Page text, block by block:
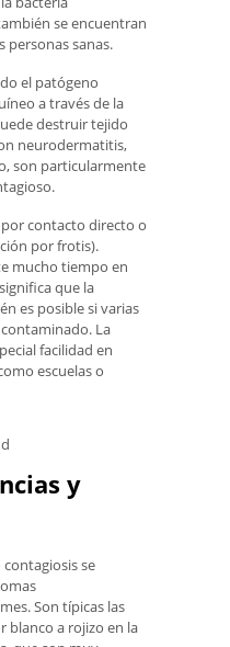
se encuentran
personas sanas.
el patógeno
a través de la
destruir tejido
neurodermatitis,
son particularmente
contacto directo o
por frotis).
mucho tiempo en
que la
es posible si varias
La
facilidad en
escuelas o
y
se
Son típicas las
blanco a rojizo en la